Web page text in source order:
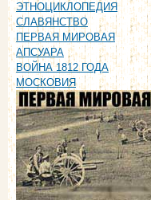
ЭТНОЦИКЛОПЕДИЯ
СЛАВЯНСТВО
ПЕРВАЯ МИРОВАЯ
АПСУАРА
ВОЙНА 1812 ГОДА
МОСКОВИЯ